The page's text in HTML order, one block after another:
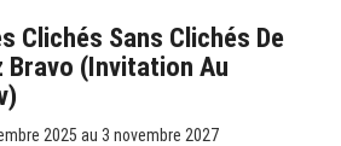
Clichés Sans Clichés De
Bravo (Invitation Au
2025 au 3 novembre 2027